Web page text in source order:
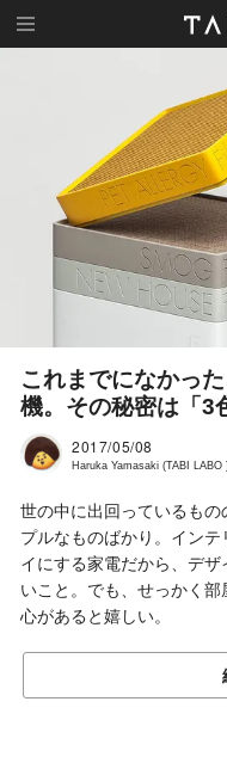
これまでになかっ
機。その秘密は「3
2017/05/08
Haruka Yamasaki (TABI LABO
世の中に出回っているも
プルなものばかり。イン
イにする家電だから、デ
いこと。でも、せっかく
心があると嬉しい。
そこで、デザイナーJunku
カスタ